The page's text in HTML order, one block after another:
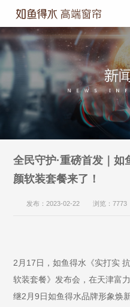
全民守护·重磅首发｜
颜软装套餐来了！
发布：2023-02-22 浏览：7773
2月17日，如鱼得水《实打实
软装套餐》发布会，在天津富
继2月9日如鱼得水品牌形象焕